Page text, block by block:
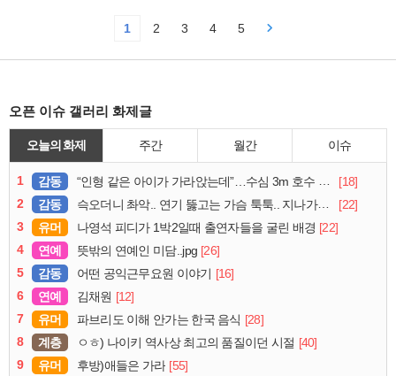
1 2 3 4 5
오픈 이슈 갤러리 화제글
오늘의 화제 주간 월간 이슈
1 감동 “인형 같은 아이가 가라앉는데”…수심 3m 호수 뛰어든 60대 의인
[18]
2
감동 슥오더니 촤악.. 연기 뚫고는 가슴 툭툭.. 지나가던 아재의 정체
[22]
3
유머 나영석 피디가 1박2일때 출연자들을 굴린 배경 [22]
4
연예 뜻밖의 연예인 미담..jpg [26]
5
감동 어떤 공익근무요원 이야기 [16]
6
연예 김채원 [12]
7
유머 파브리도 이해 안가는 한국 음식 [28]
8
계층 ㅇㅎ) 나이키 역사상 최고의 품질이던 시절 [40]
9
유머 후방)애들은 가라 [55]